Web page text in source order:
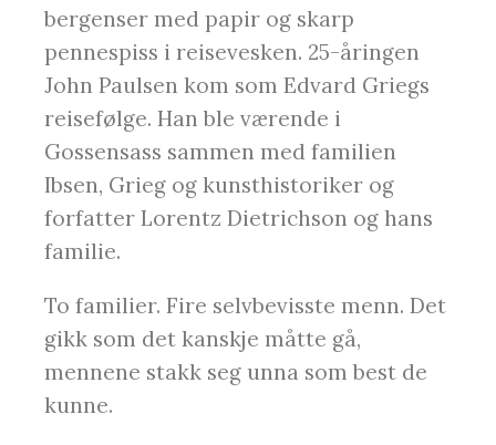
bergenser med papir og skarp
pennespiss i reisevesken. 25-åringen
John Paulsen kom som Edvard Griegs
reisefølge. Han ble værende i
Gossensass sammen med familien
Ibsen, Grieg og kunsthistoriker og
forfatter Lorentz Dietrichson og hans
familie.
To familier. Fire selvbevisste menn. Det
gikk som det kanskje måtte gå,
mennene stakk seg unna som best de
kunne.